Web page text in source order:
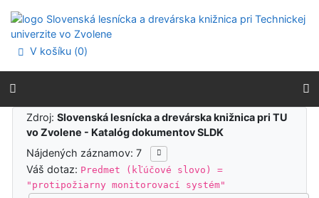
Prejsť na menu
Prehlásenie o webovej prístupnosti
V košíku (0)
Výsledky vyhľadávania
Zdroj:Slovenská lesnícka a drevárska knižnica pri TU
vo Zvolene - Katalóg dokumentov SLDK
Nájdených záznamov: 7
Váš dotaz: Predmet (kľúčové slovo) =
"protipožiarny monitorovací systém"